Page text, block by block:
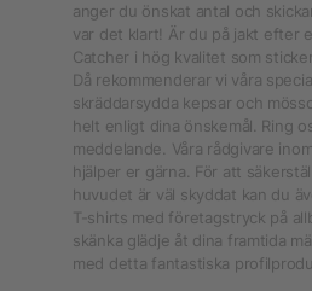
anger du önskat antal och
var det klart! Är du på jakt efter
Catcher i hög kvalitet som
Då rekommenderar vi våra
skräddarsydda kepsar och
helt enligt dina önskemål. Ring
meddelande. Våra rådgivare
hjälper er gärna. För att
huvudet är väl skyddat kan du
T-shirts med företagstryck på
skänka glädje åt dina framtida
med detta fantastiska